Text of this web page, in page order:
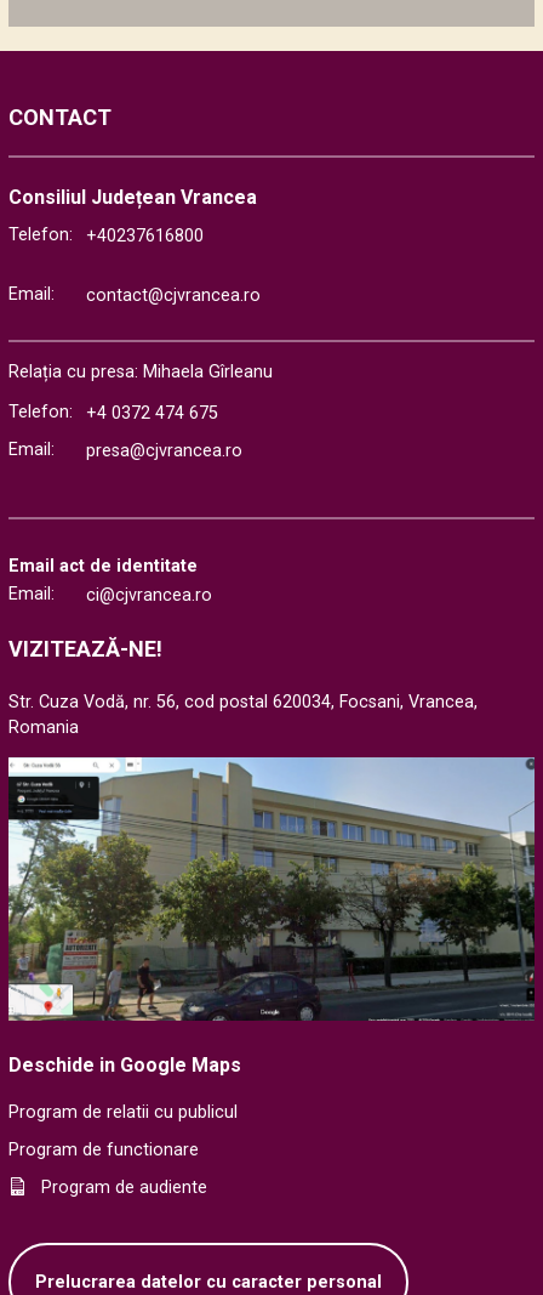
CONTACT
Consiliul Județean Vrancea
Telefon: +40237616800
Email: contact@cjvrancea.ro
Relația cu presa: Mihaela Gîrleanu
Telefon:
+4 0372 474 675
Email:
presa@cjvrancea.ro
Email act de identitate
Email:
ci@cjvrancea.ro
VIZITEAZĂ-NE!
Str. Cuza Vodă, nr. 56, cod postal 620034, Focsani, Vrancea,
Romania
Deschide in Google Maps
Program de relatii cu publicul
Program de functionare
Program de audiente
Prelucrarea datelor cu caracter personal